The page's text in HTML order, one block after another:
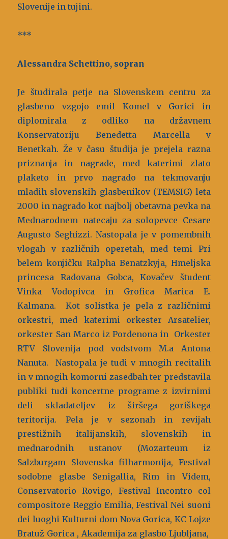
Slovenije in tujini.
***
Alessandra Schettino, sopran
Je študirala petje na Slovenskem centru za
glasbeno vzgojo emil Komel v Gorici in
diplomirala z odliko na državnem
Konservatoriju Benedetta Marcella v
Benetkah. Že v času študija je prejela razna
priznanja in nagrade, med katerimi zlato
plaketo in prvo nagrado na tekmovanju
mladih slovenskih glasbenikov (TEMSIG) leta
2000 in nagrado kot najbolj obetavna pevka na
Mednarodnem natecaju za solopevce Cesare
Augusto Seghizzi. Nastopala je v pomembnih
vlogah v različnih operetah, med temi Pri
belem konjičku Ralpha Benatzkyja, Hmeljska
princesa Radovana Gobca, Kovačev študent
Vinka Vodopivca in Grofica Marica E.
Kalmana. Kot solistka je pela z različnimi
orkestri, med katerimi orkester Arsatelier,
orkester San Marco iz Pordenona in Orkester
RTV Slovenija pod vodstvom M.a Antona
Nanuta. Nastopala je tudi v mnogih recitalih
in v mnogih komorni zasedbah ter predstavila
publiki tudi koncertne programe z izvirnimi
deli skladateljev iz širšega goriškega
teritorija. Pela je v sezonah in revijah
prestižnih italijanskih, slovenskih in
mednarodnih ustanov (Mozarteum iz
Salzburgam Slovenska filharmonija, Festival
sodobne glasbe Senigallia, Rim in Videm,
Conservatorio Rovigo, Festival Incontro col
compositore Reggio Emilia, Festival Nei suoni
dei luoghi Kulturni dom Nova Gorica, KC Lojze
Bratuž Gorica , Akademija za glasbo Ljubljana,